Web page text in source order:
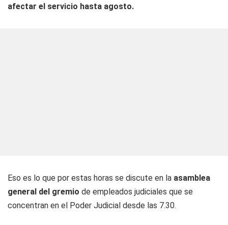
afectar el servicio hasta agosto.
Eso es lo que por estas horas se discute en la asamblea
general del gremio de empleados judiciales que se
concentran en el Poder Judicial desde las 7.30.